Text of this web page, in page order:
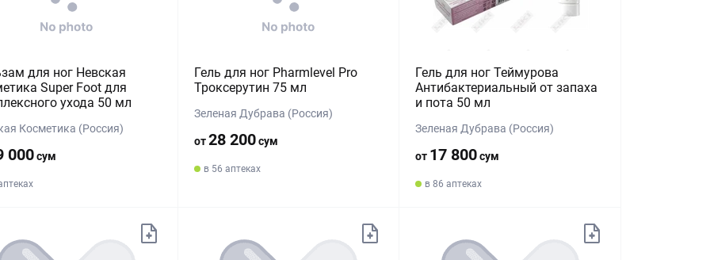
для ног Невская
Super Foot для
ухода 50 мл
Косметика (Россия)
000сум
Гель для ног Pharmlevel Pro
Троксерутин 75 мл
Зеленая Дубрава (Россия)
от28 200сум
в 56 аптеках
Гель для ног Теймурова
Антибактериальный от запаха
и пота 50 мл
Зеленая Дубрава (Россия)
от 17 800сум
в 86 аптеках